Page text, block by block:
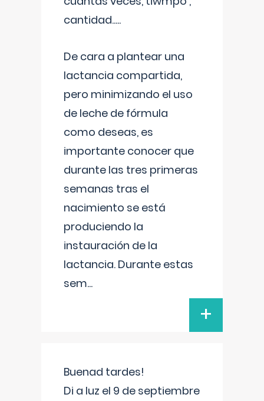
cantidad.....
De cara a plantear una
lactancia compartida,
pero minimizando el uso
de leche de fórmula
como deseas, es
importante conocer que
durante las tres primeras
semanas tras el
nacimiento se está
produciendo la
instauración de la
lactancia. Durante estas
sem...
+
Buenad tardes!
Di a luz el 9 de septiembre